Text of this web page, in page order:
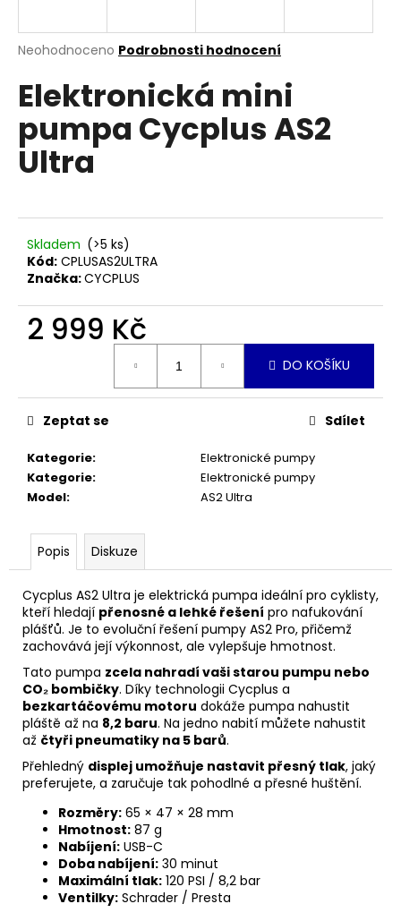
Průměrné
produktu
je
5
hvězdiček.
Neohodnoceno Podrobnosti hodnocení
Elektronická mini
pumpa Cycplus AS2
Ultra
Skladem (>5 ks)
Kód: CPLUSAS2ULTRA
Značka:CYCPLUS
2 999 Kč
DO KOŠÍKU
Kategorie:
Elektronické pumpy
Kategorie:
Elektronické pumpy
Model: AS2 Ultra
Zeptat se Sdílet
Popis Diskuze
Cycplus AS2 Ultra je elektrická pumpa ideální pro cyklisty,
kteří hledají přenosné a lehké řešení pro nafukování
plášťů. Je to evoluční řešení pumpy AS2 Pro, přičemž
zachovává její výkonnost, ale vylepšuje hmotnost.
Tato pumpa zcela nahradí vaši starou pumpu nebo
CO₂ bombičky. Díky technologii Cycplus a
bezkartáčovému motoru dokáže pumpa nahustit
pláště až na 8,2 baru. Na jedno nabití můžete nahustit
až čtyři pneumatiky na 5 barů.
Přehledný displej umožňuje nastavit přesný tlak, jaký
preferujete, a zaručuje tak pohodlné a přesné huštění.
Rozměry: 65 × 47 × 28 mm
Hmotnost: 87 g
Nabíjení: USB-C
Doba nabíjení: 30 minut
Maximální tlak: 120 PSI / 8,2 bar
Ventilky: Schrader / Presta
j
t
?
D
o
p
o
č
u
e
m
e
ŠEDÁ
MIKINA
UNISEX
990
Kč